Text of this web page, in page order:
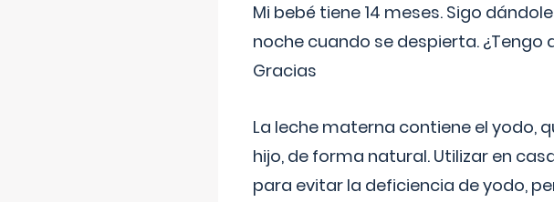
Mi bebé tiene 14 meses. Sigo
noche cuando se despierta.
Gracias
La leche materna contiene el yodo,
hijo, de forma natural. Utilizar en
para evitar la deficiencia de yodo,